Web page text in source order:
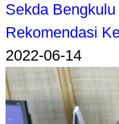
Sekda
Rekomendasi
2022-06-14